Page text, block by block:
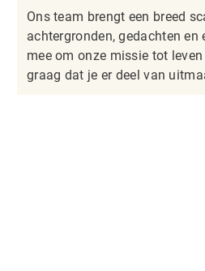
Ons team brengt een breed
achtergronden, gedachten en
mee om onze missie tot
graag dat je er deel van